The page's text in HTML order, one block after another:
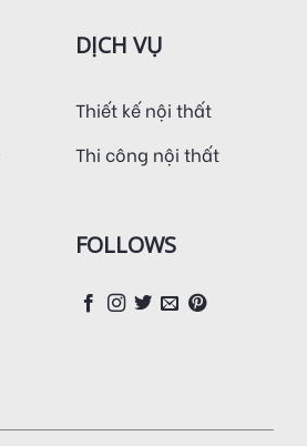
DỊCH VỤ
Thiết kế nội thất
Thi công nội thất
FOLLOWS